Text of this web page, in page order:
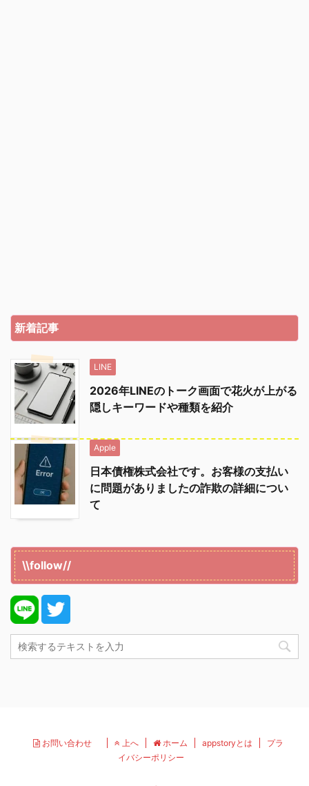
新着記事
LINE
2026年LINEのトーク画面で花火が上がる
隠しキーワードや種類を紹介
Apple
日本債権株式会社です。お客様の支払い
に問題がありましたの詐欺の詳細につい
て
\\follow//
お問い合わせ 上へ ホーム appstoryとは
プラ
イバシーポリシー